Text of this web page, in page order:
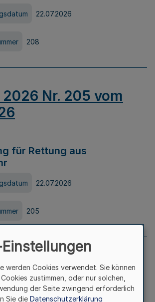
22.07.2026
208
2026 Nr. 205 vom
für Rettung aus
22.07.2026
205
2026 Nr. 204 vom
werden Cookies verwendet. Sie können
zustimmen, oder nur solchen,
der Seite zwingend erforderlich
Sie die Datenschutzerklärung